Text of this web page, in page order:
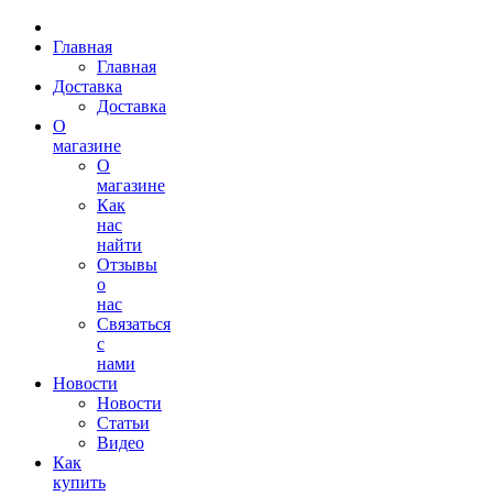
Главная
Главная
Доставка
Доставка
О
магазине
О
магазине
Как
нас
найти
Отзывы
о
нас
Связаться
с
нами
Новости
Новости
Статьи
Видео
Как
купить